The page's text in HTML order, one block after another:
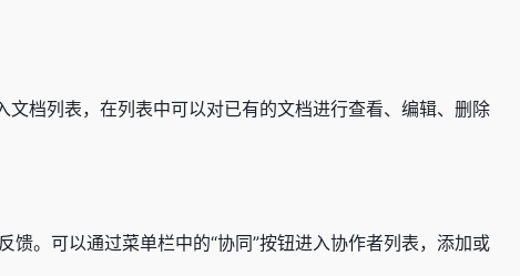
档列表，在列表中可以对已有的文档进行查看、编辑、删除
。可以通过菜单栏中的“协同”按钮进入协作者列表，添加或